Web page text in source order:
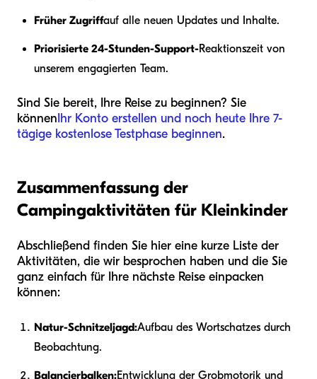
Früher Zugriffauf alle neuen Updates und Inhalte.
Priorisierte 24-Stunden-Support-Reaktionszeit von
unserem engagierten Team.
Sind Sie bereit, Ihre Reise zu beginnen? Sie
können Ihr Konto erstellen und noch heute Ihre 7-
tägige kostenlose Testphase beginnen.
Zusammenfassung der
Campingaktivitäten für Kleinkinder
Abschließend finden Sie hier eine kurze Liste der
Aktivitäten, die wir besprochen haben und die Sie
ganz einfach für Ihre nächste Reise einpacken
können:
Natur-Schnitzeljagd:Aufbau des Wortschatzes durch
Beobachtung.
Balancierbalken:Entwicklung der Grobmotorik und